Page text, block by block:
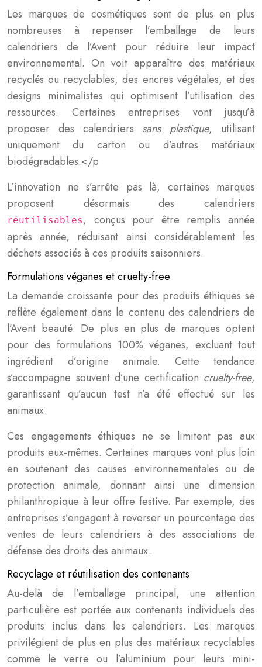
Les marques de cosmétiques sont de plus en plus
nombreuses à repenser l’emballage de leurs
calendriers de l’Avent pour réduire leur impact
environnemental. On voit apparaître des matériaux
recyclés ou recyclables, des encres végétales, et des
designs minimalistes qui optimisent l’utilisation des
ressources. Certaines entreprises vont jusqu’à
proposer des calendriers sans plastique, utilisant
uniquement du carton ou d’autres matériaux
biodégradables.</p
L’innovation ne s’arrête pas là, certaines marques
proposent désormais des calendriers
réutilisables, conçus pour être remplis année
après année, réduisant ainsi considérablement les
déchets associés à ces produits saisonniers.
Formulations véganes et cruelty-free
La demande croissante pour des produits éthiques se
reflète également dans le contenu des calendriers de
l’Avent beauté. De plus en plus de marques optent
pour des formulations 100% véganes, excluant tout
ingrédient d’origine animale. Cette tendance
s’accompagne souvent d’une certification cruelty-free,
garantissant qu’aucun test n’a été effectué sur les
animaux.
Ces engagements éthiques ne se limitent pas aux
produits eux-mêmes. Certaines marques vont plus loin
en soutenant des causes environnementales ou de
protection animale, donnant ainsi une dimension
philanthropique à leur offre festive. Par exemple, des
entreprises s’engagent à reverser un pourcentage des
ventes de leurs calendriers à des associations de
défense des droits des animaux.
Recyclage et réutilisation des contenants
Au-delà de l’emballage principal, une attention
particulière est portée aux contenants individuels des
produits inclus dans les calendriers. Les marques
privilégient de plus en plus des matériaux recyclables
comme le verre ou l’aluminium pour leurs mini-